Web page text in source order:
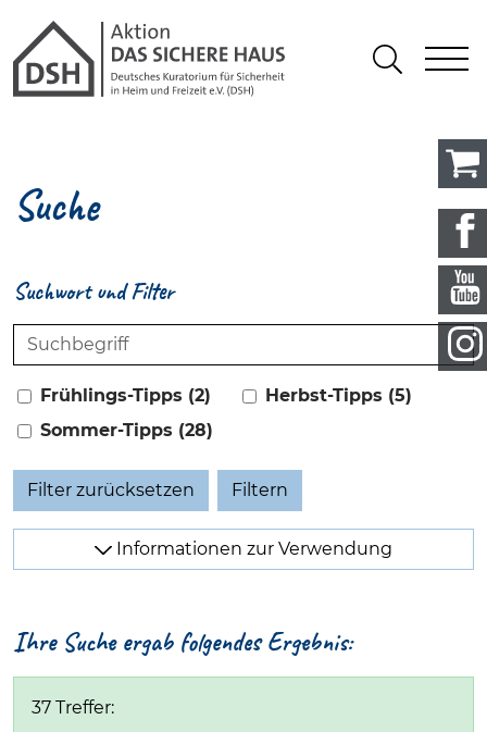
Gathmann Michaelis und
Suchen
Suche
Ihre Suche ergab folgendes Ergebnis:
37 Treffer:
Suchwort und Filter
Suchwort
Frühlings-Tipps (2)
Herbst-Tipps (5)
Sommer-Tipps (28)
Filter zurücksetzen
Informationen zur Verwendung